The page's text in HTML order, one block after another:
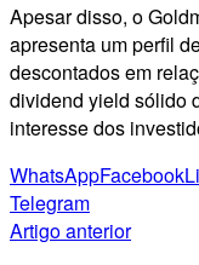
Apesar disso, o
apresenta um perfil
descontados em
dividend yield sólido
interesse dos
WhatsAppFacebook
Telegram
Artigo anterior